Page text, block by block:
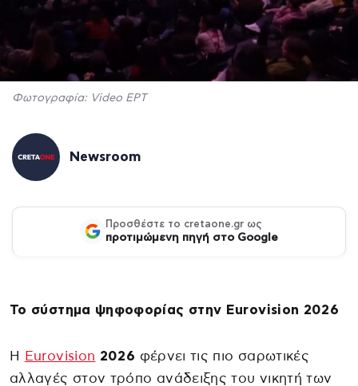
Φωτογραφία: Video ΕΡΤ
Newsroom
Προσθέστε το cretaone.gr ως
προτιμώμενη πηγή στο Google
Το σύστημα ψηφοφορίας στην Eurovision 2026
Η Eurovision 2026 φέρνει τις πιο σαρωτικές
αλλαγές στον τρόπο ανάδειξης του νικητή των